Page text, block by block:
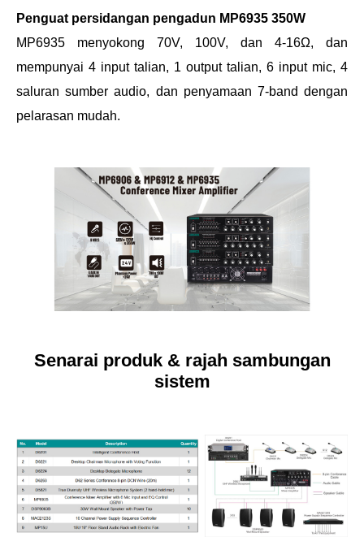
Penguat persidangan pengadun MP6935 350W
MP6935 menyokong 70V, 100V, dan 4-16Ω, dan
mempunyai 4 input talian, 1 output talian, 6 input mic, 4
saluran sumber audio, dan penyamaan 7-band dengan
pelarasan mudah.
Senarai produk & rajah sambungan
sistem